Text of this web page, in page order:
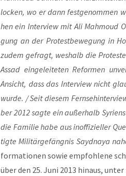
locken, wo er dann fest­ge­nom­men
hen ein Inter­view mit Ali Mah­moud
gung an der Pro­test­be­we­gung in
zudem gefragt, wes­halb die
Assad ein­ge­lei­te­ten Refor­men
Ansicht, dass das Inter­view nicht
wur­de. / Seit die­sem
ber 2012 sag­te ein außer­halb
die Fami­lie habe aus inof­fi­zi­el­ler
tig­te Mili­tär­ge­fäng­nis Sayd­na­ya
for­ma­tio­nen sowie emp­foh­le­ne
über den 25. Juni 2013 hin­aus, unter